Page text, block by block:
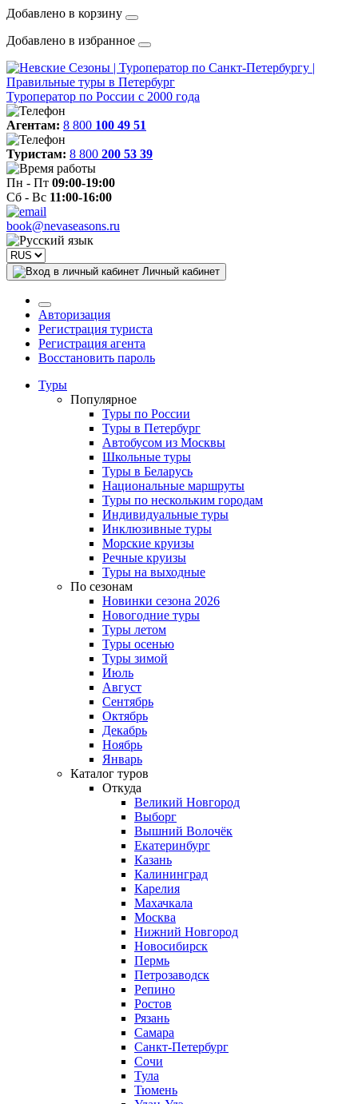
Добавлено в корзину
Добавлено в избранное
Туроператор по России с 2000 года
Агентам: 8 800 100 49 51
Туристам: 8 800 200 53 39
Пн - Пт 09:00-19:00
Сб - Вс 11:00-16:00
book@nevaseasons.ru
Личный кабинет
Авторизация
Регистрация туриста
Регистрация агента
Восстановить пароль
Туры
Популярное
Туры по России
Туры в Петербург
Автобусом из Москвы
Школьные туры
Туры в Беларусь
Национальные маршруты
Туры по нескольким городам
Индивидуальные туры
Инклюзивные туры
Морские круизы
Речные круизы
Туры на выходные
По сезонам
Новинки сезона 2026
Новогодние туры
Туры летом
Туры осенью
Туры зимой
Июль
Август
Сентябрь
Октябрь
Декабрь
Ноябрь
Январь
Каталог туров
Откуда
Великий Новгород
Выборг
Вышний Волочёк
Екатеринбург
Казань
Калининград
Карелия
Махачкала
Москва
Нижний Новгород
Новосибирск
Пермь
Петрозаводск
Репино
Ростов
Рязань
Самара
Санкт-Петербург
Сочи
Тула
Тюмень